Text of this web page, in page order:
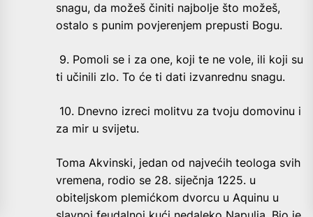
snagu, da možeš činiti najbolje što možeš,
ostalo s punim povjerenjem prepusti Bogu.
9. Pomoli se i za one, koji te ne vole, ili koji su
ti učinili zlo. To će ti dati izvanrednu snagu.
10. Dnevno izreci molitvu za tvoju domovinu i
za mir u svijetu.
Toma Akvinski, jedan od najvećih teologa svih
vremena, rodio se 28. siječnja 1225. u
obiteljskom plemićkom dvorcu u Aquinu u